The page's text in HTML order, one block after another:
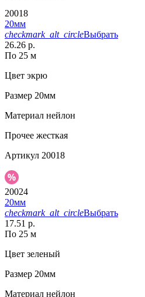
20018
20мм
checkmark_alt_circleВыбрать
26.26 р.
По 25 м
Цвет экрю
Размер 20мм
Материал нейлон
Прочее жесткая
Артикул 20018
20024
20мм
checkmark_alt_circleВыбрать
17.51 р.
По 25 м
Цвет зеленый
Размер 20мм
Материал нейлон